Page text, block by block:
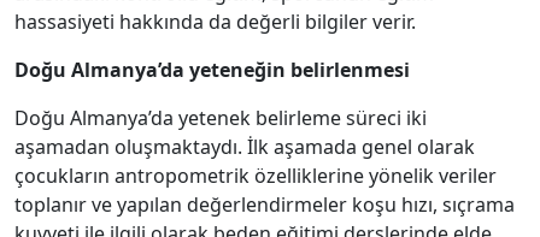
hassasiyeti hakkında da değerli bilgiler verir.
Doğu Almanya’da yeteneğin belirlenmesi
Doğu Almanya’da yetenek belirleme süreci iki
aşamadan oluşmaktaydı. İlk aşamada genel olarak
çocukların antropometrik özelliklerine yönelik veriler
toplanır ve yapılan değerlendirmeler koşu hızı, sıçrama